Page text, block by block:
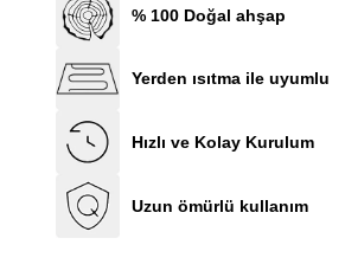
% 100 Doğal ahşap
Yerden ısıtma ile uyumlu
Hızlı ve Kolay Kurulum
Uzun ömürlü kullanım